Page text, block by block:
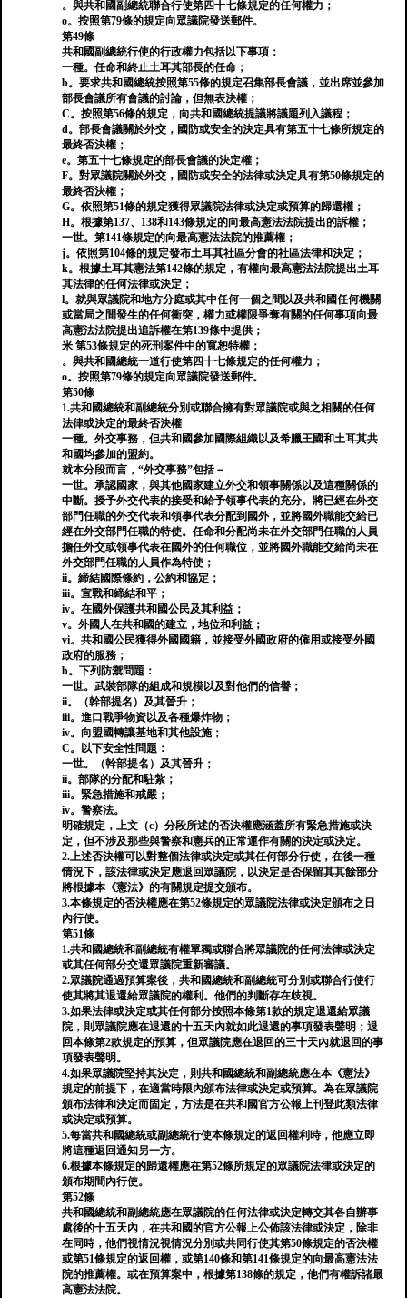
。與共和國副總統聯合行使第四十七條規定的任何權力；
o。按照第79條的規定向眾議院發送郵件。
第49條
共和國副總統行使的行政權力包括以下事項：
一種。任命和終止土耳其部長的任命；
b。要求共和國總統按照第55條的規定召集部長會議，並出席並參加
部長會議所有會議的討論，但無表決權；
C。按照第56條的規定，向共和國總統提議將議題列入議程；
d。部長會議關於外交，國防或安全的決定具有第五十七條所規定的
最終否決權；
e。第五十七條規定的部長會議的決定權；
F。對眾議院關於外交，國防或安全的法律或決定具有第50條規定的
最終否決權；
G。依照第51條的規定獲得眾議院法律或決定或預算的歸還權；
H。根據第137、138和143條規定的向最高憲法法院提出的訴權；
一世。第141條規定的向最高憲法法院的推薦權；
j。依照第104條的規定發布土耳其社區分會的社區法律和決定；
k。根據土耳其憲法第142條的規定，有權向最高憲法法院提出土耳
其法律的任何法律或決定；
l。就與眾議院和地方分庭或其中任何一個之間以及共和國任何機關
或當局之間發生的任何衝突，權力或權限爭奪有關的任何事項向最
高憲法法院提出追訴權在第139條中提供；
米 第53條規定的死刑案件中的寬恕特權；
。與共和國總統一道行使第四十七條規定的任何權力；
o。按照第79條的規定向眾議院發送郵件。
第50條
1.共和國總統和副總統分別或聯合擁有對眾議院或與之相關的任何
法律或決定的最終否決權
一種。外交事務，但共和國參加國際組織以及希臘王國和土耳其共
和國均參加的盟約。
就本分段而言，“外交事務”包括－
一世。承認國家，與其他國家建立外交和領事關係以及這種關係的
中斷。授予外交代表的接受和給予領事代表的充分。將已經在外交
部門任職的外交代表和領事代表分配到國外，並將國外職能交給已
經在外交部門任職的特使。任命和分配尚未在外交部門任職的人員
擔任外交或領事代表在國外的任何職位，並將國外職能交給尚未在
外交部門任職的人員作為特使；
ii。締結國際條約，公約和協定；
iii。宣戰和締結和平；
iv。在國外保護共和國公民及其利益；
v。外國人在共和國的建立，地位和利益；
vi。共和國公民獲得外國國籍，並接受外國政府的僱用或接受外國
政府的服務；
b。下列防禦問題：
一世。武裝部隊的組成和規模以及對他們的信譽；
ii。（幹部提名）及其晉升；
iii。進口戰爭物資以及各種爆炸物；
iv。向盟國轉讓基地和其他設施；
C。以下安全性問題：
一世。（幹部提名）及其晉升；
ii。部隊的分配和駐紮；
iii。緊急措施和戒嚴；
iv。警察法。
明確規定，上文（c）分段所述的否決權應涵蓋所有緊急措施或決
定，但不涉及那些與警察和憲兵的正常運作有關的決定或決定。
2.上述否決權可以對整個法律或決定或其任何部分行使，在後一種
情況下，該法律或決定應退回眾議院，以決定是否保留其其餘部分
將根據本《憲法》的有關規定提交頒布。
3.本條規定的否決權應在第52條規定的眾議院法律或決定頒布之日
內行使。
第51條
1.共和國總統和副總統有權單獨或聯合將眾議院的任何法律或決定
或其任何部分交還眾議院重新審議。
2.眾議院通過預算案後，共和國總統和副總統可分別或聯合行使行
使其將其退還給眾議院的權利。他們的判斷存在歧視。
3.如果法律或決定或其任何部分按照本條第1款的規定退還給眾議
院，則眾議院應在退還的十五天內就如此退還的事項發表聲明；退
回本條第2款規定的預算，但眾議院應在退回的三十天內就退回的事
項發表聲明。
4.如果眾議院堅持其決定，則共和國總統和副總統應在本《憲法》
規定的前提下，在適當時限內頒布法律或決定或預算。為在眾議院
頒布法律和決定而固定，方法是在共和國官方公報上刊登此類法律
或決定或預算。
5.每當共和國總統或副總統行使本條規定的返回權利時，他應立即
將這種返回通知另一方。
6.根據本條規定的歸還權應在第52條所規定的眾議院法律或決定的
頒布期間內行使。
第52條
共和國總統和副總統應在眾議院的任何法律或決定轉交其各自辦事
處後的十五天內，在共和國的官方公報上公佈該法律或決定，除非
在同時，他們視情況視情況分別或共同行使其第50條規定的否決權
或第51條規定的返回權，或第140條和第141條規定的向最高憲法法
院的推薦權。或在預算案中，根據第138條的規定，他們有權訴諸最
高憲法法院。